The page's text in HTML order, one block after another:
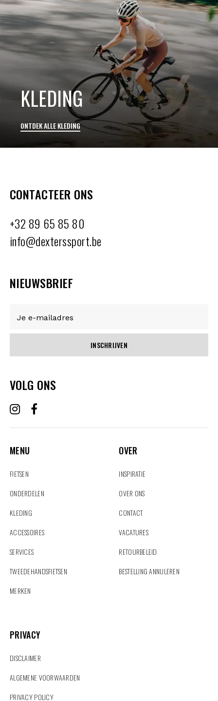
ONTDEK ALLE KLEDING
KLEDING
CONTACTEER ONS
+32 89 65 85 80
info@dexterssport.be
NIEUWSBRIEF
INSCHRIJVEN
VOLG ONS
MENU
FIETSEN
ONDERDELEN
KLEDING
ACCESSOIRES
SERVICES
TWEEDEHANDSFIETSEN
MERKEN
OVER
INSPIRATIE
OVER ONS
CONTACT
VACATURES
RETOURBELEID
BESTELLING ANNULEREN
PRIVACY
DISCLAIMER
ALGEMENE VOORWAARDEN
PRIVACY POLICY